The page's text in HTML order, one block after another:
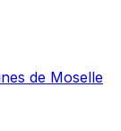
de Moselle